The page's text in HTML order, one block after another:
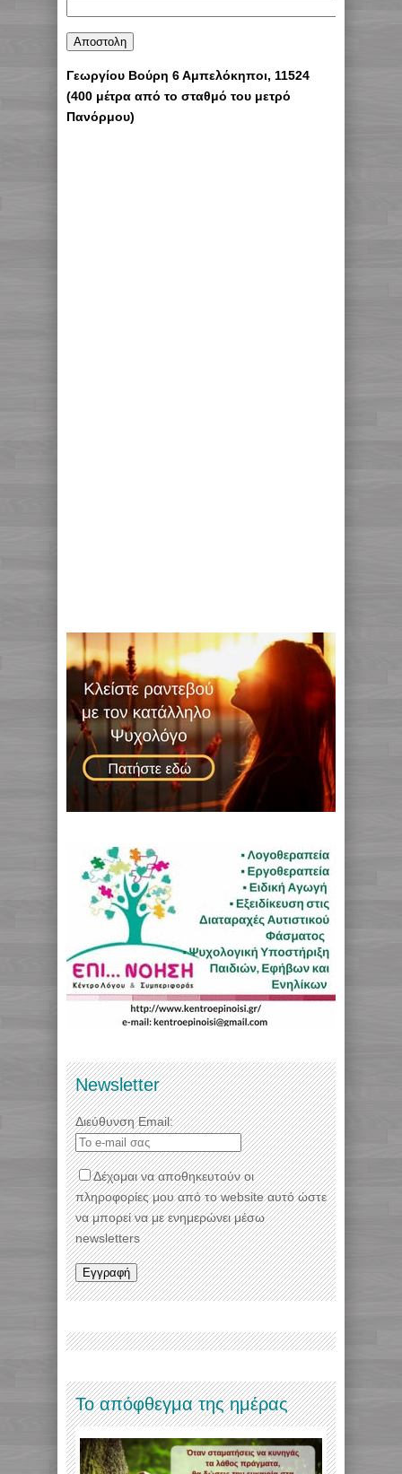
Γεωργίου Βούρη 6 Αμπελόκηποι, 11524
(400 μέτρα από το σταθμό του μετρό
Πανόρμου)
Newsletter
Διεύθυνση Email:
Δέχομαι να αποθηκευτούν οι
πληροφορίες μου από το website αυτό ώστε
να μπορεί να με ενημερώνει μέσω
newsletters
Το απόφθεγμα της ημέρας